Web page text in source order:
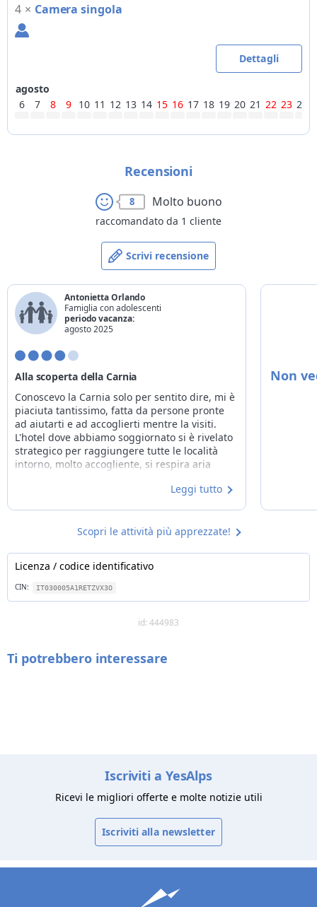
4 × Camera singola
Dettagli
agosto
6
7 8 9 10 11 12 13 14 15 16 17 18 19 20 21 22 23 24
Recensioni
8 Molto buono
raccomandato da 1 cliente
Scrivi recensione
Antonietta Orlando
Famiglia con adolescenti
periodo vacanza:
agosto 2025
Alla scoperta della Carnia
Conoscevo la Carnia solo per sentito dire, mi è
piaciuta tantissimo, fatta da persone pronte
ad aiutarti e ad accoglierti mentre la visiti.
L'hotel dove abbiamo soggiornato si è rivelato
strategico per raggiungere tutte le località
intorno, molto accogliente, si respira aria
Gabriella è un'ottima padrona di casa. Siamo
siamo rimasti sorpresi del Friuli Venezia Giulia!
Leggi tutto
Non
Scopri le attività più apprezzate!
Licenza / codice identificativo
CIN: IT030005A1RETZVX3O
id: 444983
Ti potrebbero interessare
Iscriviti a YesAlps
Ricevi le migliori offerte e molte notizie utili
Iscriviti alla newsletter